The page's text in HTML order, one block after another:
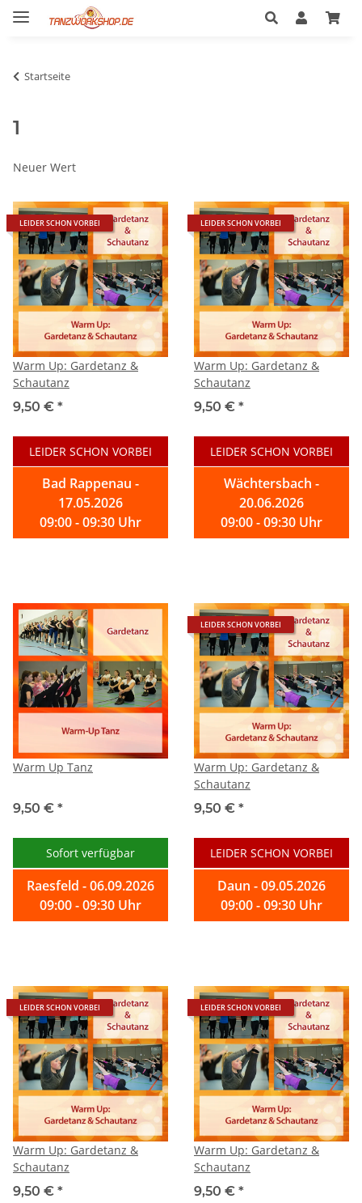
Startseite
1
Neuer Wert
LEIDER SCHON VORBEI
Warm Up: Gardetanz &
Schautanz
9,50 € *
LEIDER SCHON VORBEI
Bad Rappenau -
17.05.2026
09:00 - 09:30 Uhr
LEIDER SCHON VORBEI
Warm Up: Gardetanz &
Schautanz
9,50 € *
LEIDER SCHON VORBEI
Wächtersbach -
20.06.2026
09:00 - 09:30 Uhr
Warm Up Tanz
9,50 € *
Sofort verfügbar
Raesfeld - 06.09.2026
09:00 - 09:30 Uhr
LEIDER SCHON VORBEI
Warm Up: Gardetanz &
Schautanz
9,50 € *
LEIDER SCHON VORBEI
Daun - 09.05.2026
09:00 - 09:30 Uhr
LEIDER SCHON VORBEI
Warm Up: Gardetanz &
Schautanz
9,50 € *
LEIDER SCHON VORBEI
Warm Up: Gardetanz &
Schautanz
9,50 € *